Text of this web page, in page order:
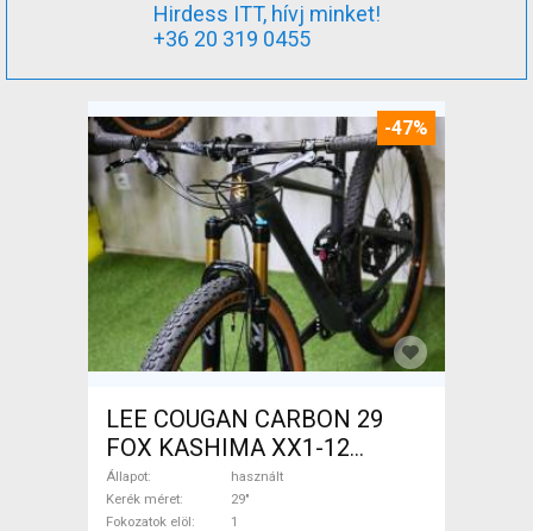
Hirdess ITT, hívj minket!
+36 20 319 0455
-47%
LEE COUGAN CARBON 29
FOX KASHIMA XX1-12
Mountain Bike 29" össztelós
/ fully használt ELADÓ
Állapot
használt
Kerék méret
29"
Fokozatok elöl
1